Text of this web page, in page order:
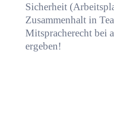
Sicherheit
Zusammenhalt in
Mitspracherecht bei
ergeben!